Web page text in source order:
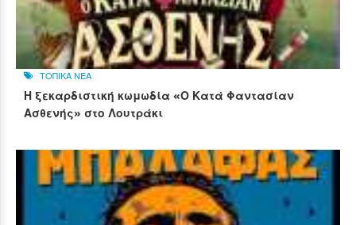
ΤΟΠΙΚΑ ΝΕΑ
Η ξεκαρδιστική κωμωδία «Ο Κατά Φαντασίαν
Ασθενής» στο Λουτράκι